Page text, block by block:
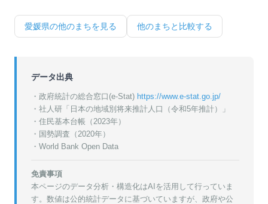
愛媛県の他のまちを見る 他のまちと比較する
データ出典
・政府統計の総合窓口(e-Stat) https://www.e-stat.go.jp/
・ 社人研「日本の地域別将来推計人口（令和5年推計）」
・ 住民基本台帳（2023年）
・ 国勢調査（2020年）
・World Bank Open Data
免責事項
本ページのデータ分析・構造化はAIを活用して行っていま
す。数値は公的統計データに基づいていますが、政府や公